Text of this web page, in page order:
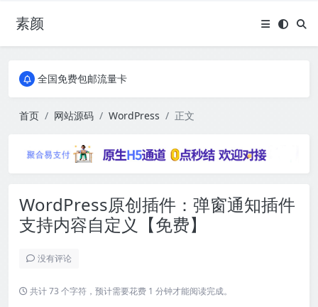
素颜
全国免费包邮流量卡
全国免费包邮流量卡
首页
网站源码 WordPress 正文
WordPress原创插件：弹窗通知插件
支持内容自定义【免费】
没有评论
共计 73 个字符，预计需要花费 1 分钟才能阅读完成。